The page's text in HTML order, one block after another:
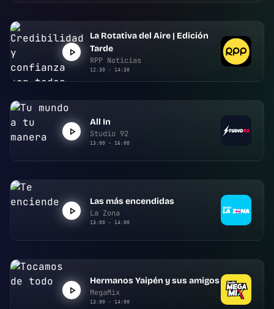
La Rotativa del Aire | Edición
Tarde
RPP Noticias
12:30 - 14:30
All In
Studio 92
13:00 - 16:00
Las más encendidas
La Zona
13:00 - 14:00
Hermanos Yaipén y sus amigos
MegaMix
13:00 - 14:00